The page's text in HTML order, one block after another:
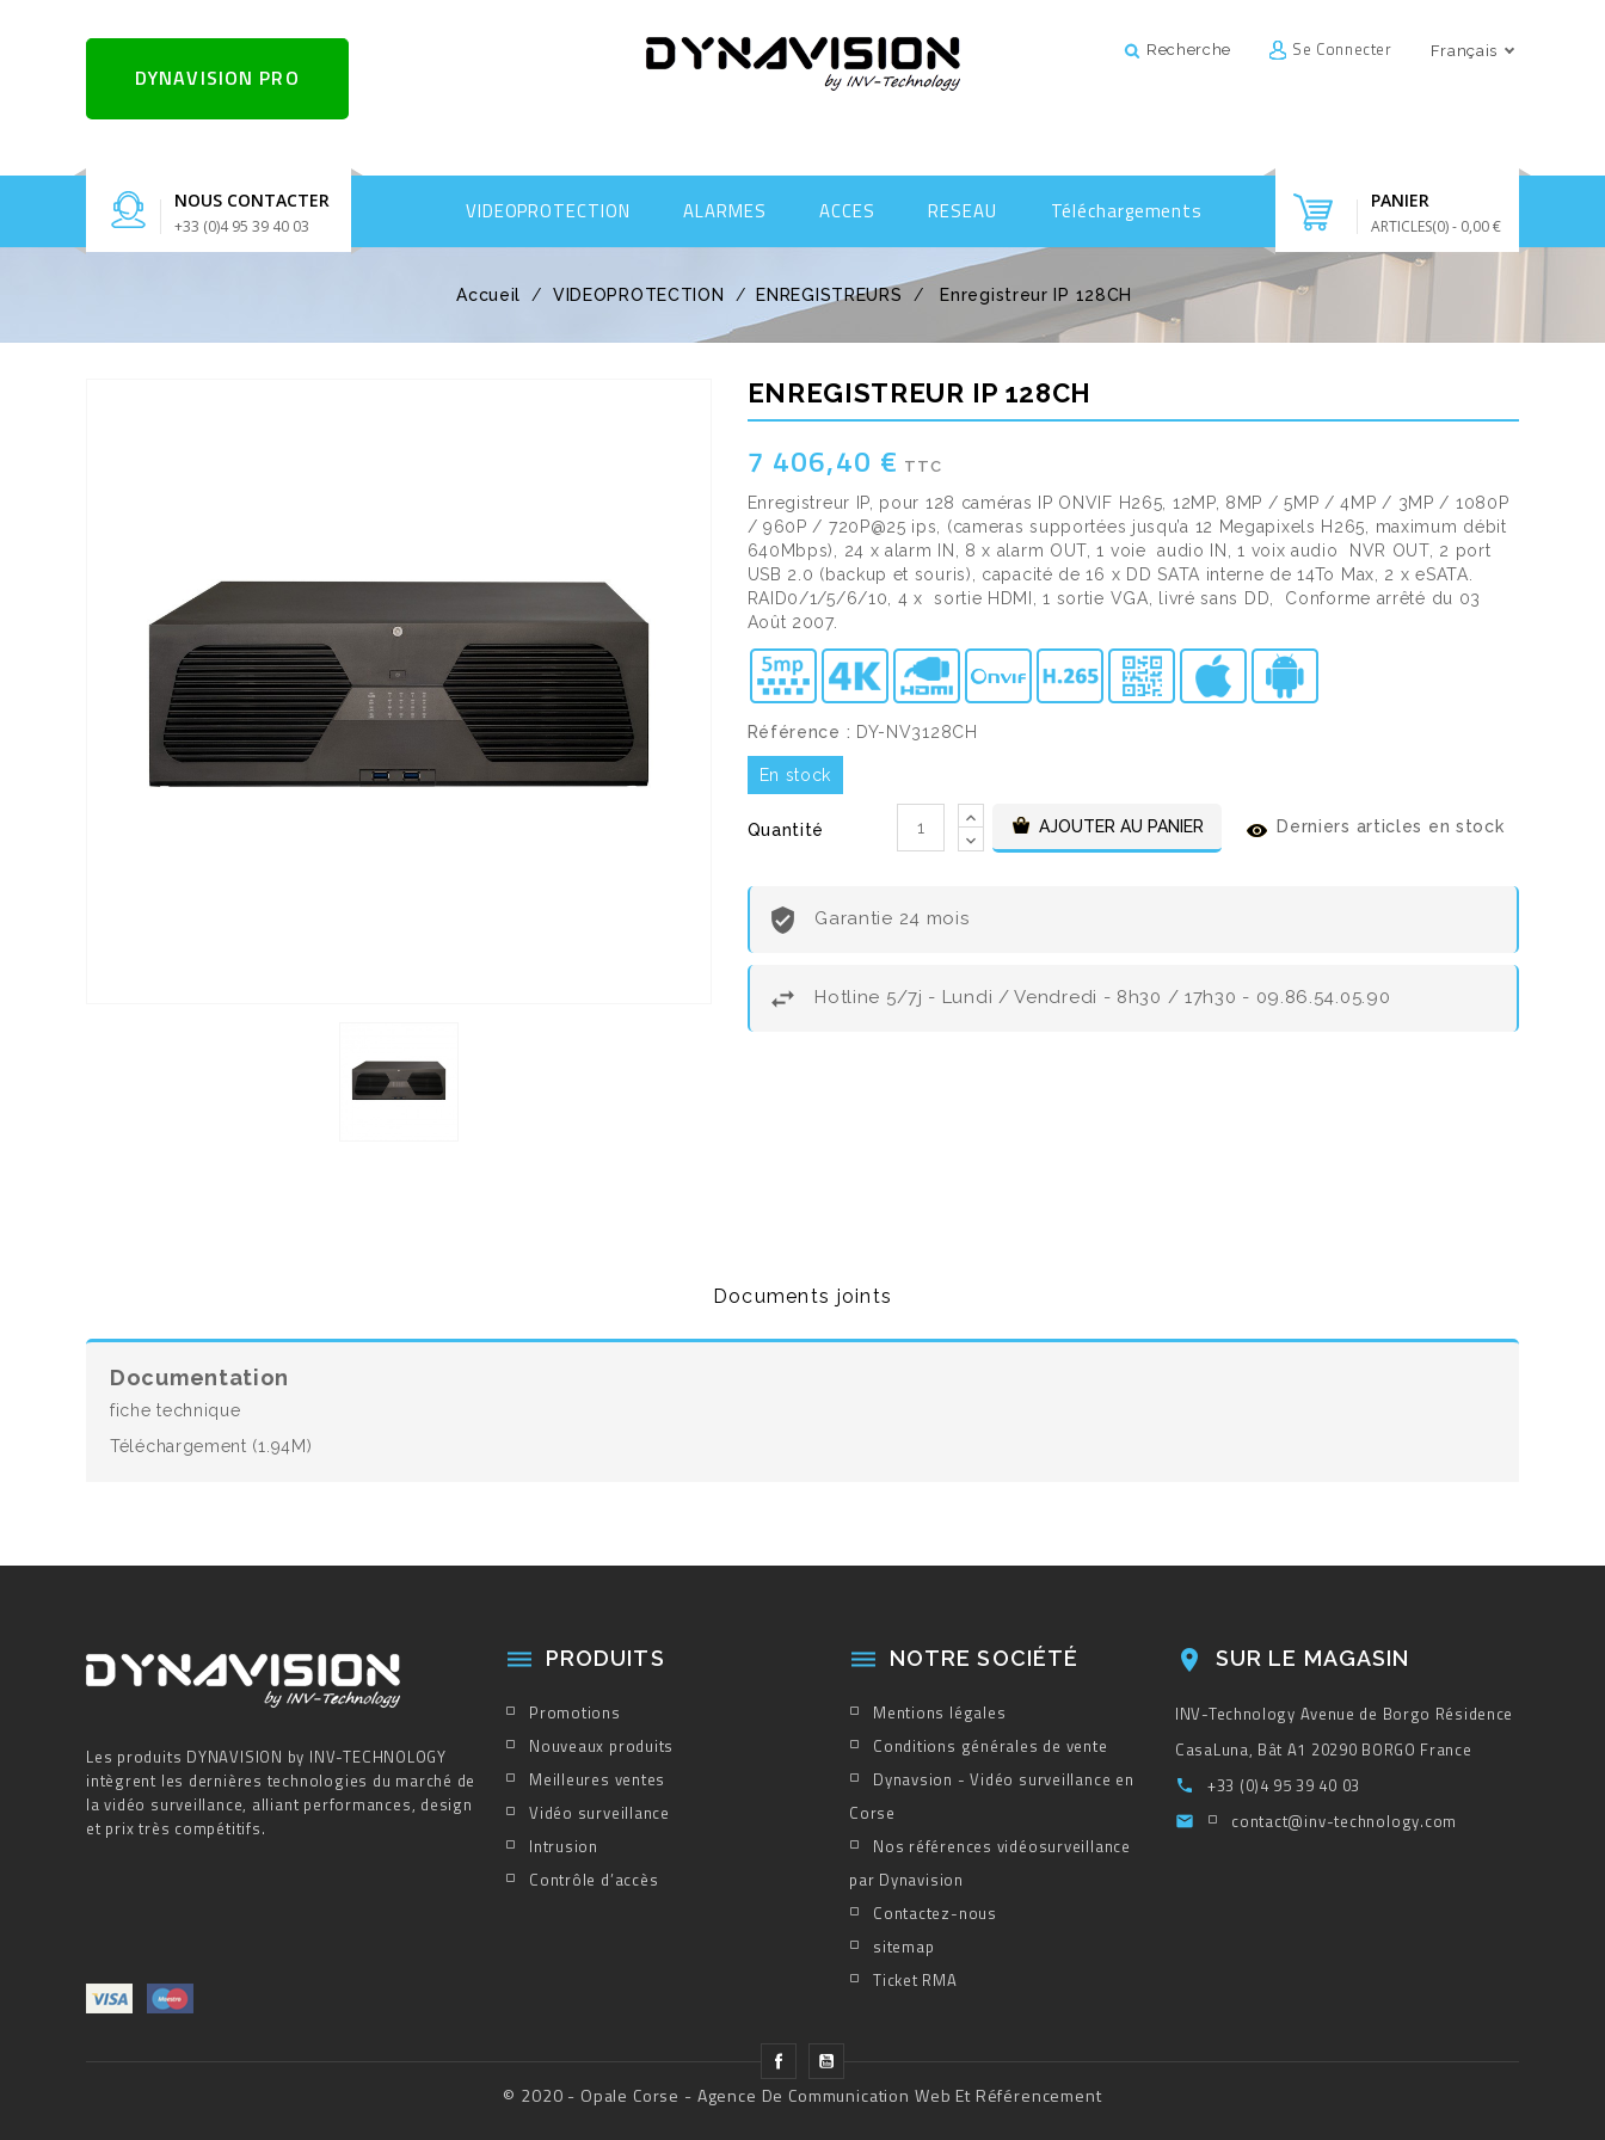
DYNAVISION PRO
Recherche Se Connecter Français
NOUS CONTACTER
+33 (0)4 95 39 40 03
PANIER
ARTICLES(0)- 0,00 €
VIDEOPROTECTION ALARMES ACCES RESEAU Téléchargements
Accueil VIDEOPROTECTION ENREGISTREURS Enregistreur IP 128CH
ENREGISTREUR IP 128CH
7 406,40 € TTC
Enregistreur IP, pour 128 caméras IP ONVIF H265, 12MP, 8MP / 5MP / 4MP / 3MP / 1080P
/ 960P / 720P@25 ips, (cameras supportées jusqu’a 12 Megapixels H265, maximum débit
640Mbps), 24 x alarm IN, 8 x alarm OUT, 1 voie audio IN, 1 voix audio NVR OUT, 2 port
USB 2.0 (backup et souris), capacité de 16 x DD SATA interne de 14To Max, 2 x eSATA.
RAID0/1/5/6/10, 4 x sortie HDMI, 1 sortie VGA, livré sans DD, Conforme arrêté du 03
Août 2007.
Référence : DY-NV3128CH
En stock
Quantité AJOUTER AU PANIER Derniers articles en stock
Garantie 24 mois
Hotline 5/7j - Lundi / Vendredi - 8h30 / 17h30 - 09.86.54.05.90
Documents joints
Documentation
fiche technique
Téléchargement (1.94M)
Les produits DYNAVISION by INV-TECHNOLOGY
intègrent les dernières technologies du marché de
la vidéo surveillance, alliant performances, design
et prix très compétitifs.
 PRODUITS
Promotions
Nouveaux produits
Meilleures ventes
Vidéo surveillance
Intrusion
Contrôle d’accès
 NOTRE SOCIÉTÉ
Mentions légales
Conditions générales de vente
Dynavsion - Vidéo surveillance en
Corse
Nos références vidéosurveillance
par Dynavision
Contactez-nous
sitemap
Ticket RMA
 SUR LE MAGASIN
INV-Technology Avenue de Borgo Résidence
CasaLuna, Bât A1 20290 BORGO France
 +33 (0)4 95 39 40 03
 contact@inv-technology.com
© 2020 - Opale Corse - Agence De Communication Web Et Référencement